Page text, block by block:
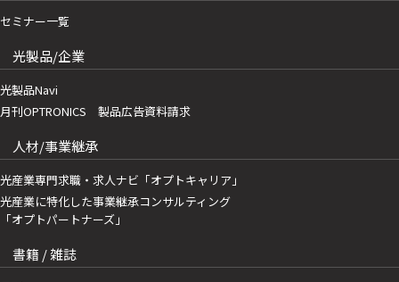
セミナー一覧
光製品/企業
光製品Navi
月刊OPTRONICS 製品広告資料請求
人材/事業継承
光産業専門求職・求人ナビ「オプトキャリア」
光産業に特化した事業継承コンサルティング
「オプトパートナーズ」
書籍 / 雑誌